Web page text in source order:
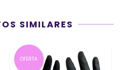
SIMILARES
OFERTA